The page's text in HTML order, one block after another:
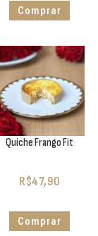
Comprar
Quiche Frango Fit
R$47,90
Comprar